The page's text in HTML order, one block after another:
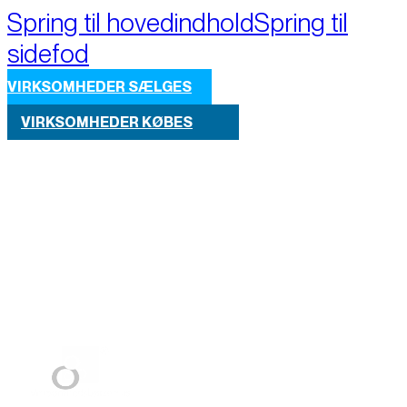
Spring til hovedindholdSpring til
sidefod
VIRKSOMHEDER SÆLGES
VIRKSOMHEDER KØBES